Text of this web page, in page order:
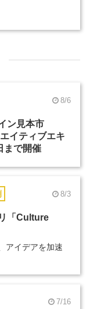
8/6
ン見本市
イティブエキ
まで開催
8/3
「Culture
アイデアを加速
7/16